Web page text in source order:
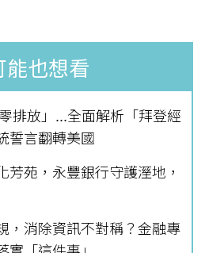
能也想看
排放」...全面解析「拜登經
誓言翻轉美國
芳苑，永豐銀行守護溼地，
，消除資訊不對稱？金融專